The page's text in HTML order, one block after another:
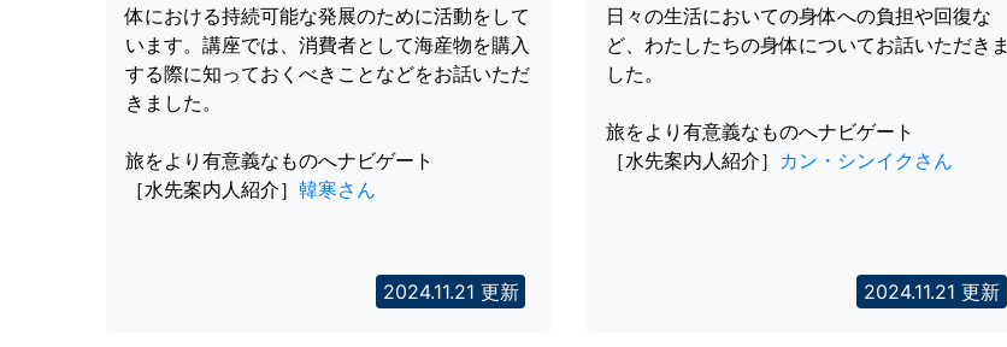
体における持続可能な発展のために活動をして
います。講座では、消費者として海産物を購入
する際に知っておくべきことなどをお話いただ
きました。
旅をより有意義なものへナビゲート
［水先案内人紹介］ 韓寒さん
2024.11.21 更新
日々の生活においての身体への負担や回復な
ど、わたしたちの身体についてお話いただきま
した。
旅をより有意義なものへナビゲート
［水先案内人紹介］ カン・シンイクさん
2024.11.21 更新